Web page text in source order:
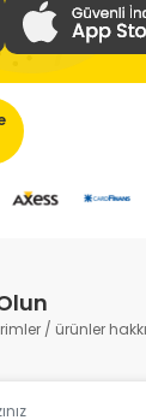
/ ürünler